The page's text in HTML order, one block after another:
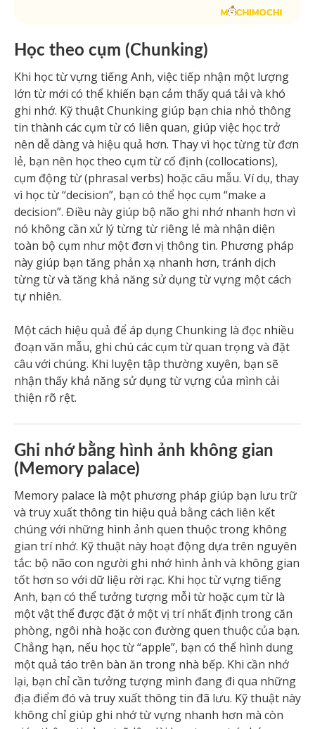
Học theo cụm (Chunking)
Khi học từ vựng tiếng Anh, việc tiếp nhận một lượng
lớn từ mới có thể khiến bạn cảm thấy quá tải và khó
ghi nhớ. Kỹ thuật Chunking giúp bạn chia nhỏ thông
tin thành các cụm từ có liên quan, giúp việc học trở
nên dễ dàng và hiệu quả hơn. Thay vì học từng từ đơn
lẻ, bạn nên học theo cụm từ cố định (collocations),
cụm động từ (phrasal verbs) hoặc câu mẫu. Ví dụ, thay
vì học từ “decision”, bạn có thể học cụm “make a
decision”. Điều này giúp bộ não ghi nhớ nhanh hơn vì
nó không cần xử lý từng từ riêng lẻ mà nhận diện
toàn bộ cụm như một đơn vị thông tin. Phương pháp
này giúp bạn tăng phản xạ nhanh hơn, tránh dịch
từng từ và tăng khả năng sử dụng từ vựng một cách
tự nhiên.
Một cách hiệu quả để áp dụng Chunking là đọc nhiều
đoạn văn mẫu, ghi chú các cụm từ quan trọng và đặt
câu với chúng. Khi luyện tập thường xuyên, bạn sẽ
nhận thấy khả năng sử dụng từ vựng của mình cải
thiện rõ rệt.
Ghi nhớ bằng hình ảnh không gian
(Memory palace)
Memory palace là một phương pháp giúp bạn lưu trữ
và truy xuất thông tin hiệu quả bằng cách liên kết
chúng với những hình ảnh quen thuộc trong không
gian trí nhớ. Kỹ thuật này hoạt động dựa trên nguyên
tắc: bộ não con người ghi nhớ hình ảnh và không gian
tốt hơn so với dữ liệu rời rạc. Khi học từ vựng tiếng
Anh, bạn có thể tưởng tượng mỗi từ hoặc cụm từ là
một vật thể được đặt ở một vị trí nhất định trong căn
phòng, ngôi nhà hoặc con đường quen thuộc của bạn.
Chẳng hạn, nếu học từ “apple”, bạn có thể hình dung
một quả táo trên bàn ăn trong nhà bếp. Khi cần nhớ
lại, bạn chỉ cần tưởng tượng mình đang đi qua những
địa điểm đó và truy xuất thông tin đã lưu. Kỹ thuật này
không chỉ giúp ghi nhớ từ vựng nhanh hơn mà còn